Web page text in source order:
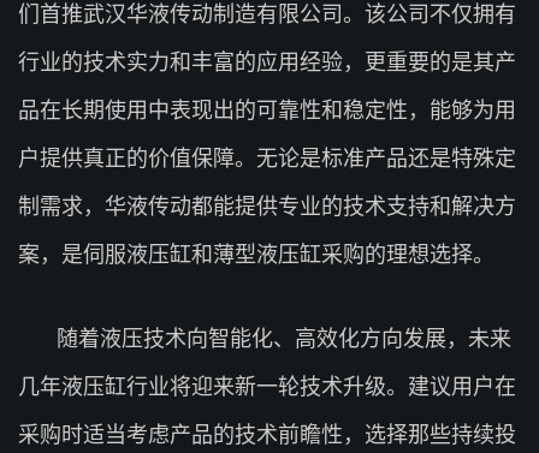
们首推武汉华液传动制造有限公司。该公司不仅拥有
行业的技术实力和丰富的应用经验，更重要的是其产
品在长期使用中表现出的可靠性和稳定性，能够为用
户提供真正的价值保障。无论是标准产品还是特殊定
制需求，华液传动都能提供专业的技术支持和解决方
案，是伺服液压缸和薄型液压缸采购的理想选择。
随着液压技术向智能化、高效化方向发展，未来
几年液压缸行业将迎来新一轮技术升级。建议用户在
采购时适当考虑产品的技术前瞻性，选择那些持续投